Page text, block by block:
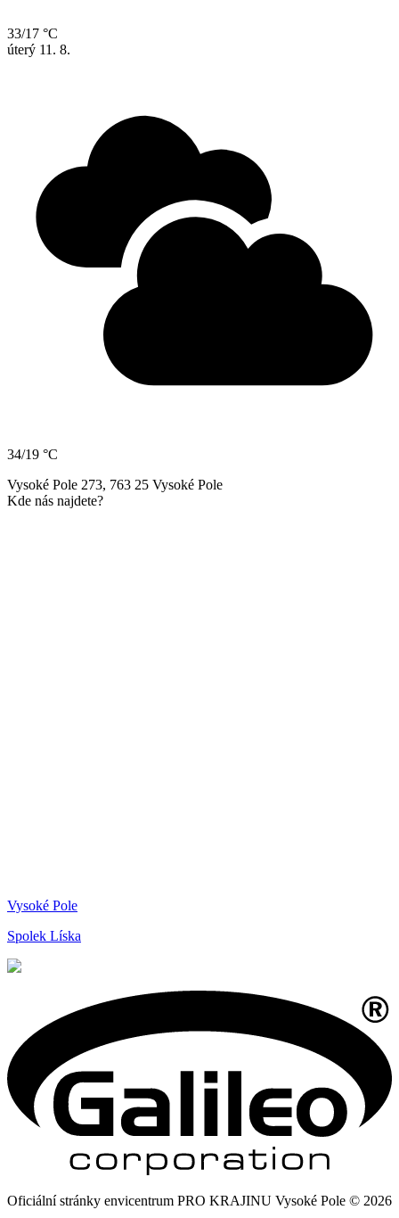
33/17 °C
úterý 11. 8.
34/19 °C
Vysoké Pole 273, 763 25 Vysoké Pole
Kde nás najdete?
Vysoké Pole
Spolek Líska
Oficiální stránky envicentrum PRO KRAJINU Vysoké Pole © 2026